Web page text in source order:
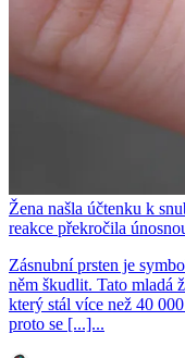
Žena našla účtenku k
reakce překročila
Zásnubní prsten je
něm škudlit. Tato mladá
který stál více než 40
proto se [...]...